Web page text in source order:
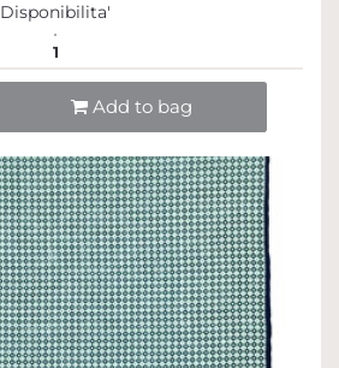
Disponibilita'
1
Add to bag